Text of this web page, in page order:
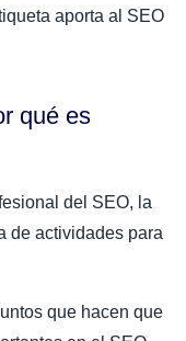
aporta al SEO
qué es
del SEO, la
de actividades para
que hacen que